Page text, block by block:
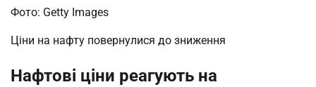
Фото: Getty Images
Ціни на нафту повернулися до зниження
Нафтові ціни реагують на